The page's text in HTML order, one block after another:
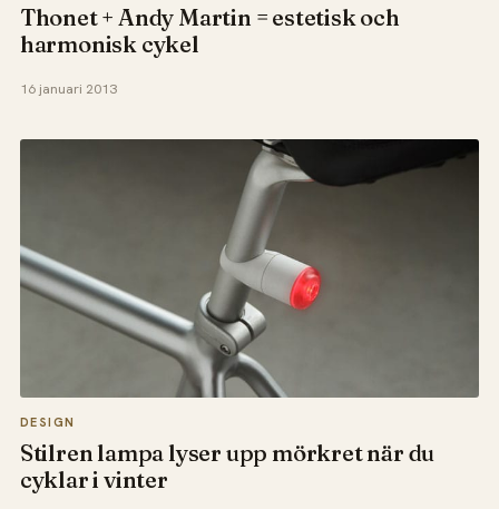
Thonet + Andy Martin = estetisk och
harmonisk cykel
16 januari 2013
DESIGN
Stilren lampa lyser upp mörkret när du
cyklar i vinter